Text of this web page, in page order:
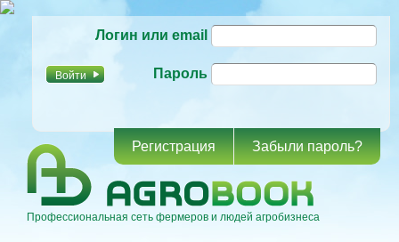
основному
Логин или email
Пароль
Регистрация Забыли пароль?
Профессиональная сеть фермеров и людей агробизнеса